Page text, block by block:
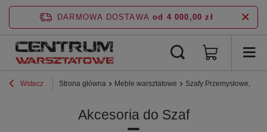
DARMOWA DOSTAWA od 4 000,00 zł
Wstecz Strona główna Meble warsztatowe Szafy Przemysłowe, BHP
Akcesoria do Szaf